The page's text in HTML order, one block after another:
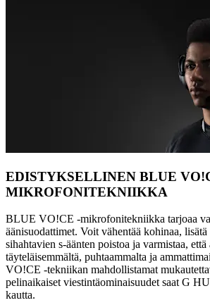
EDISTYKSELLINEN BLUE
MIKROFONITEKNIIKKA
BLUE VO!CE -mikrofonitekniikka tarjoaa
äänisuodattimet. Voit vähentää kohinaa,
sihahtavien s-äänten poistoa ja varmistaa, että
täyteläisemmältä, puhtaammalta ja
VO!CE -tekniikan mahdollistamat
pelinaikaiset viestintäominaisuudet saat G
kautta.